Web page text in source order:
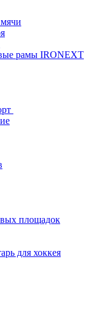
рамы IRONEXT
площадок
для хоккея